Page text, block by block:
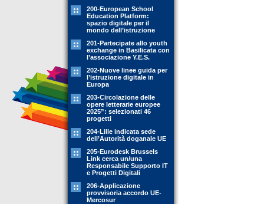
200-European School
Education Platform:
spazio digitale per il
mondo dell’istruzione
201-Partecipate allo youth
exchange in Basilicata con
l’associazione Y.E.S.
202-Nuove linee guida per
l’istruzione digitale in
Europa
203-Circolazione delle
opere letterarie europee
2025”: selezionati 46
progetti
204-Lille indicata sede
dell’Autorità doganale UE
205-Eurodesk Brussels
Link cerca un/una
Responsabile Supporto IT
e Progetti Digitali
206-Applicazione
provvisoria accordo UE-
Mercosur